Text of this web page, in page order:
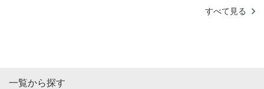
すべて見る
一覧から探す